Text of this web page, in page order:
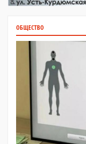
ОБЩЕСТВО